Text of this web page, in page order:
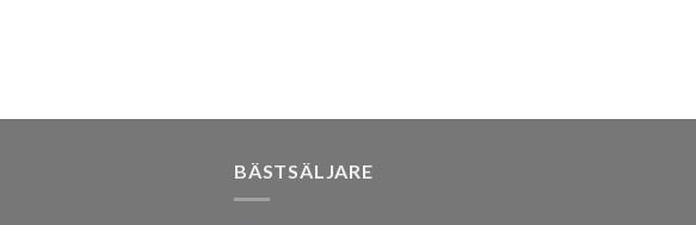
BÄSTSÄLJARE